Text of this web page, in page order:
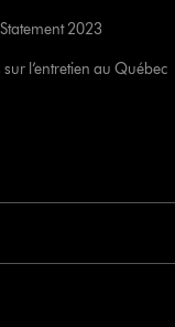
2023
sur l’entretien au Québec